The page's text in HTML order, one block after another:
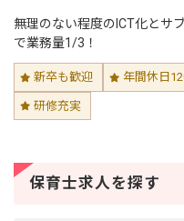
新卒も歓迎 年間休日
研修充実
無理のない程度のICT化とサ
で業務量1/3！
保育士求人を探す